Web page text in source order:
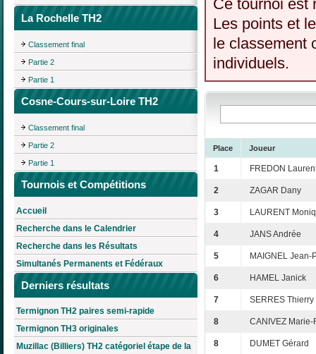
La Rochelle TH2
Classement final
Partie 2
Partie 1
Cosne-Cours-sur-Loire TH2
Classement final
Partie 2
Partie 1
Tournois et Compétitions
Accueil
Recherche dans le Calendrier
Recherche dans les Résultats
Simultanés Permanents et Fédéraux
Derniers résultats
Termignon TH2 paires semi-rapide
Termignon TH3 originales
Muzillac (Billiers) TH2 catégoriel étape de la
Ce tournoi est
Les points et
le classement
individuels.
Place Joueur
1 FREDON
2 ZAGAR Dany
3 LAURENT
4 JANS Andrée
5 MAIGNEL Jean-
6 HAMEL Janick
7 SERRES Thierry
8 CANIVEZ Marie-
8 DUMET Gérard